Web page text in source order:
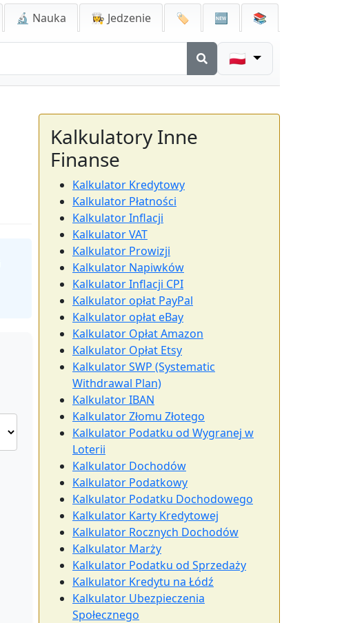
🔬 Nauka 👩‍🍳 Jedzenie 🏷️ 🆕 📚
🇵🇱
Kalkulatory Inne
Finanse
Kalkulator Kredytowy
Kalkulator Płatności
Kalkulator Inflacji
Kalkulator VAT
Kalkulator Prowizji
Kalkulator Napiwków
Kalkulator Inflacji CPI
Kalkulator opłat PayPal
Kalkulator opłat eBay
Kalkulator Opłat Amazon
Kalkulator Opłat Etsy
Kalkulator SWP (Systematic
Withdrawal Plan)
Kalkulator IBAN
Kalkulator Złomu Złotego
Kalkulator Podatku od Wygranej w
Loterii
Kalkulator Dochodów
Kalkulator Podatkowy
Kalkulator Podatku Dochodowego
Kalkulator Karty Kredytowej
Kalkulator Rocznych Dochodów
Kalkulator Marży
Kalkulator Podatku od Sprzedaży
Kalkulator Kredytu na Łódź
Kalkulator Ubezpieczenia
Społecznego